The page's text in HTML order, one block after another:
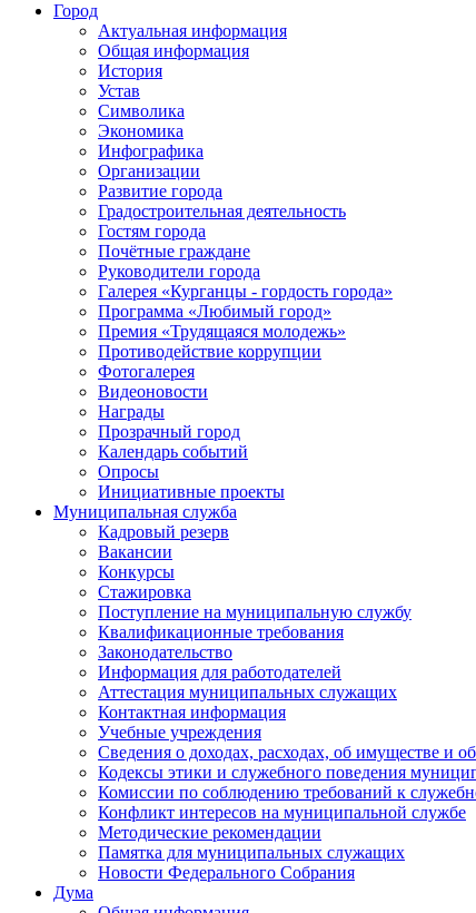
Город
Актуальная информация
Общая информация
История
Устав
Символика
Экономика
Инфографика
Организации
Развитие города
Градостроительная деятельность
Гостям города
Почётные граждане
Руководители города
Галерея «Курганцы - гордость города»
Программа «Любимый город»
Премия «Трудящаяся молодежь»
Противодействие коррупции
Фотогалерея
Видеоновости
Награды
Прозрачный город
Календарь событий
Опросы
Инициативные проекты
Муниципальная служба
Кадровый резерв
Вакансии
Конкурсы
Стажировка
Поступление на муниципальную службу
Квалификационные требования
Законодательство
Информация для работодателей
Аттестация муниципальных служащих
Контактная информация
Учебные учреждения
Сведения о доходах, расходах, об имуществе и
Кодексы этики и служебного поведения
Комиссии по соблюдению требований к
Конфликт интересов на муниципальной службе
Методические рекомендации
Памятка для муниципальных служащих
Новости Федерального Cобрания
Дума